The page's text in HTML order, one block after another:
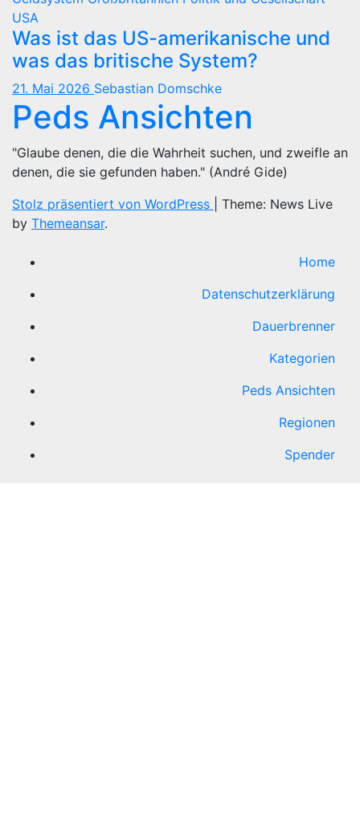
USA
Was ist das US-amerikanische und
was das britische System?
21. Mai 2026 Sebastian Domschke
Peds Ansichten
"Glaube denen, die die Wahrheit suchen, und zweifle an
denen, die sie gefunden haben." (André Gide)
Stolz präsentiert von WordPress
Theme: News Live
by Themeansar.
Home
Datenschutzerklärung
Dauerbrenner
Kategorien
Peds Ansichten
Regionen
Spender